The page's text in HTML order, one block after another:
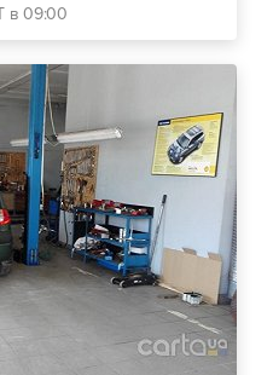
в 09:00